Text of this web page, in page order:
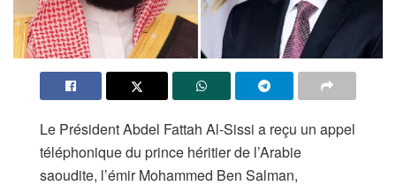
Le Président Abdel Fattah Al-Sissi a reçu un appel
téléphonique du prince héritier de l’Arabie
saoudite, l’émir Mohammed Ben Salman,